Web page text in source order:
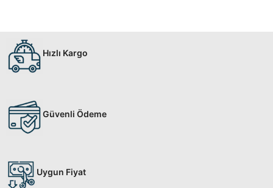
Hızlı Kargo
Güvenli Ödeme
Uygun Fiyat